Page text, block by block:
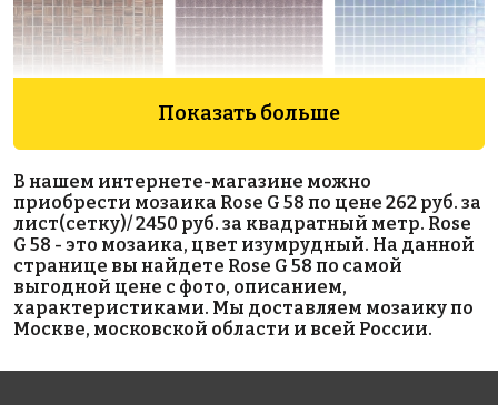
Rose GA 76(1)
327x327
Rose A 44(1)
327x327
Rose WA 14
327x327
Показать больше
В нашем интернете-магазине можно
приобрести мозаика Rose G 58 по цене 262 руб. за
лист(сетку)/ 2450 руб. за квадратный метр. Rose
G 58 - это мозаика, цвет изумрудный. На данной
странице вы найдете Rose G 58 по самой
выгодной цене с фото, описанием,
характеристиками. Мы доставляем мозаику по
Москве, московской области и всей России.